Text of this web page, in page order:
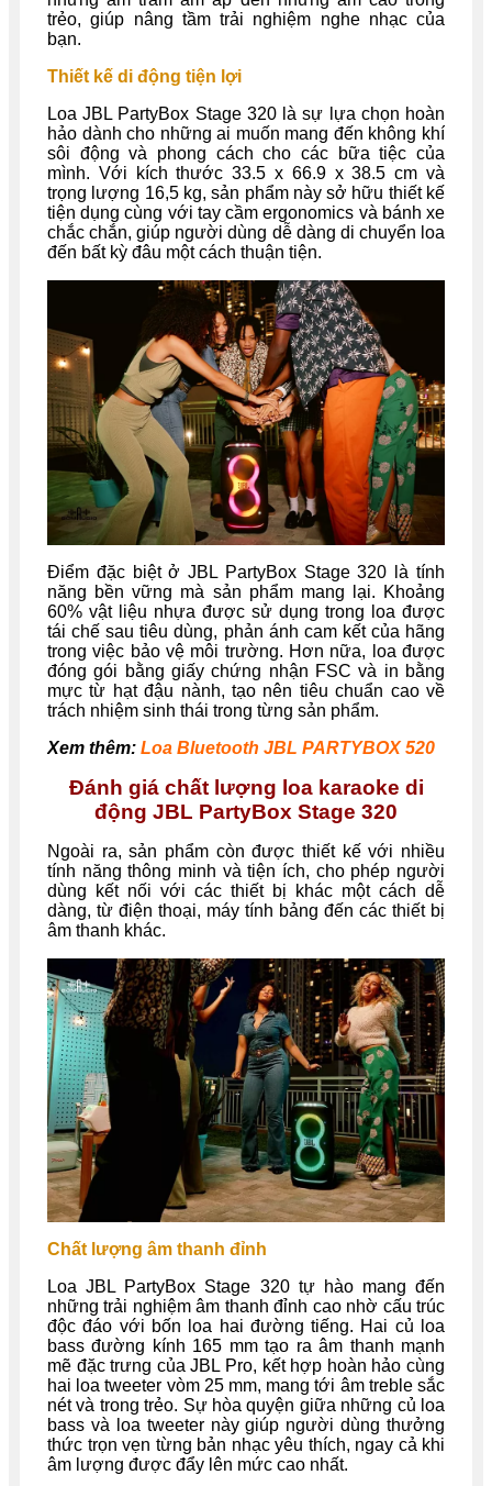
trẻo, giúp nâng tầm trải nghiệm nghe nhạc của
bạn.
Thiết kế di động tiện lợi
Loa JBL PartyBox Stage 320 là sự lựa chọn hoàn
hảo dành cho những ai muốn mang đến không khí
sôi động và phong cách cho các bữa tiệc của
mình. Với kích thước 33.5 x 66.9 x 38.5 cm và
trọng lượng 16,5 kg, sản phẩm này sở hữu thiết kế
tiện dụng cùng với tay cầm ergonomics và bánh xe
chắc chắn, giúp người dùng dễ dàng di chuyển loa
đến bất kỳ đâu một cách thuận tiện.
Điểm đặc biệt ở JBL PartyBox Stage 320 là tính
năng bền vững mà sản phẩm mang lại. Khoảng
60% vật liệu nhựa được sử dụng trong loa được
tái chế sau tiêu dùng, phản ánh cam kết của hãng
trong việc bảo vệ môi trường. Hơn nữa, loa được
đóng gói bằng giấy chứng nhận FSC và in bằng
mực từ hạt đậu nành, tạo nên tiêu chuẩn cao về
trách nhiệm sinh thái trong từng sản phẩm.
Xem thêm: Loa Bluetooth JBL PARTYBOX 520
Đánh giá chất lượng loa karaoke di
động JBL PartyBox Stage 320
Ngoài ra, sản phẩm còn được thiết kế với nhiều
tính năng thông minh và tiện ích, cho phép người
dùng kết nối với các thiết bị khác một cách dễ
dàng, từ điện thoại, máy tính bảng đến các thiết bị
âm thanh khác.
Chất lượng âm thanh đỉnh
Loa JBL PartyBox Stage 320 tự hào mang đến
những trải nghiệm âm thanh đỉnh cao nhờ cấu trúc
độc đáo với bốn loa hai đường tiếng. Hai củ loa
bass đường kính 165 mm tạo ra âm thanh mạnh
mẽ đặc trưng của JBL Pro, kết hợp hoàn hảo cùng
hai loa tweeter vòm 25 mm, mang tới âm treble sắc
nét và trong trẻo. Sự hòa quyện giữa những củ loa
bass và loa tweeter này giúp người dùng thưởng
thức trọn vẹn từng bản nhạc yêu thích, ngay cả khi
âm lượng được đẩy lên mức cao nhất.